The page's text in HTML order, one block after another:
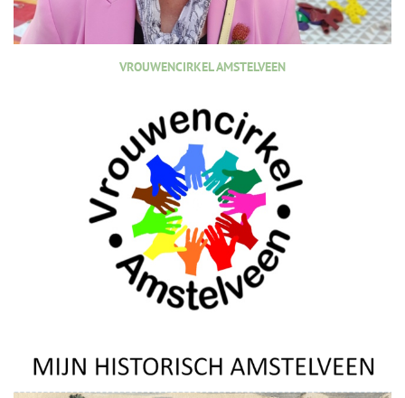
VROUWENCIRKEL AMSTELVEEN